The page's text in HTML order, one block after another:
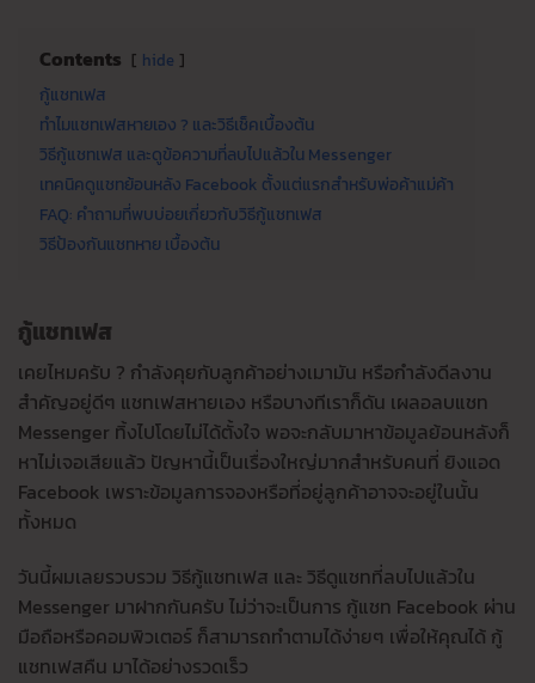
Contents hide
กู้แชทเฟส
ทำไมแชทเฟสหายเอง ? และวิธีเช็คเบื้องต้น
วิธีกู้แชทเฟส และดูข้อความที่ลบไปแล้วใน Messenger
เทคนิคดูแชทย้อนหลัง Facebook ตั้งแต่แรกสำหรับพ่อค้าแม่ค้า
FAQ: คำถามที่พบบ่อยเกี่ยวกับวิธีกู้แชทเฟส
วิธีป้องกันแชทหาย เบื้องต้น
กู้แชทเฟส
เคยไหมครับ ? กำลังคุยกับลูกค้าอย่างเมามัน หรือกำลังดีลงาน
สำคัญอยู่ดีๆ แชทเฟสหายเอง หรือบางทีเราก็ดัน เผลอลบแชท
Messenger ทิ้งไปโดยไม่ได้ตั้งใจ พอจะกลับมาหาข้อมูลย้อนหลังก็
หาไม่เจอเสียแล้ว ปัญหานี้เป็นเรื่องใหญ่มากสำหรับคนที่ ยิงแอด
Facebook เพราะข้อมูลการจองหรือที่อยู่ลูกค้าอาจจะอยู่ในนั้น
ทั้งหมด
วันนี้ผมเลยรวบรวม วิธีกู้แชทเฟส และ วิธีดูแชทที่ลบไปแล้วใน
Messenger มาฝากกันครับ ไม่ว่าจะเป็นการ กู้แชท Facebook ผ่าน
มือถือหรือคอมพิวเตอร์ ก็สามารถทำตามได้ง่ายๆ เพื่อให้คุณได้ กู้
แชทเฟสคืน มาได้อย่างรวดเร็ว